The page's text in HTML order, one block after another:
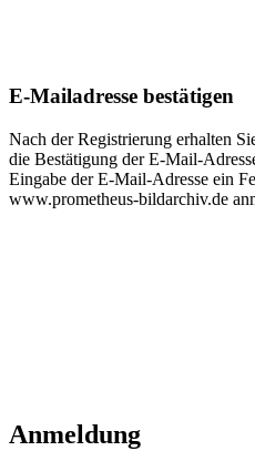
E-Mailadresse bestätigen
Nach der Registrierung erhalten
die Bestätigung der E-Mail-
Eingabe der E-Mail-Adresse ein
www.prometheus-bildarchiv.de
Anmeldung